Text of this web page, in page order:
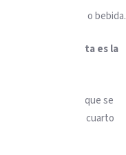
sin casi comida o bebida.
de nosotros. Esta es la
Infinity War”, que se
situarse como el cuarto